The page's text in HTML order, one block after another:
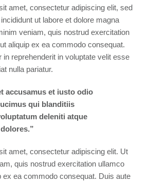
amet, consectetur adipiscing elit, sed
ut labore et dolore magna
veniam, quis nostrud exercitation
aliquip ex ea commodo consequat.
in reprehenderit in voluptate velit esse
nulla pariatur.
accusamus et iusto odio
qui blanditiis
deleniti atque
amet, consectetur adipiscing elit. Ut
quis nostrud exercitation ullamco
ex ea commodo consequat. Duis aute